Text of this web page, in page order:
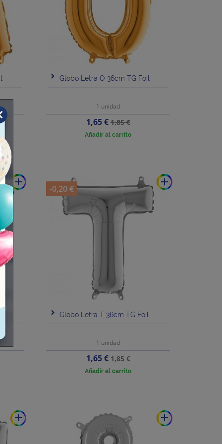
Globo Letra O 36cm TG Foil
1 unidad
Precio
1,65 €Precio
base
1,85 €
Añadir al carrito
add add
Globo Letra T 36cm TG Foil
1 unidad
Precio
1,65 €Precio
base
1,85 €
Añadir al carrito
-0,20 €
add add